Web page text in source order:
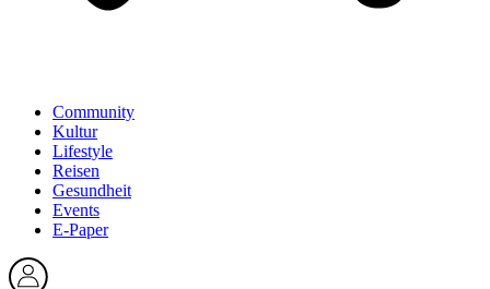
Community
Kultur
Lifestyle
Reisen
Gesundheit
Events
E-Paper